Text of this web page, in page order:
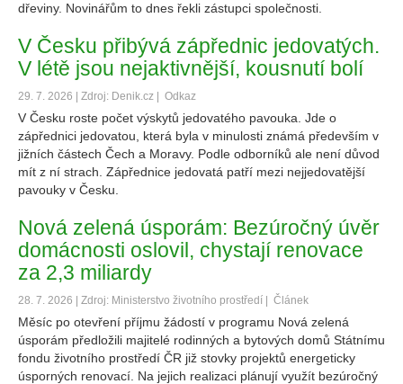
dřeviny. Novinářům to dnes řekli zástupci společnosti.
V Česku přibývá zápřednic jedovatých.
V létě jsou nejaktivnější, kousnutí bolí
29. 7. 2026 | Zdroj: Denik.cz | Odkaz
V Česku roste počet výskytů jedovatého pavouka. Jde o
zápřednici jedovatou, která byla v minulosti známá především v
jižních částech Čech a Moravy. Podle odborníků ale není důvod
mít z ní strach. Zápřednice jedovatá patří mezi nejjedovatější
pavouky v Česku.
Nová zelená úsporám: Bezúročný úvěr
domácnosti oslovil, chystají renovace
za 2,3 miliardy
28. 7. 2026 | Zdroj: Ministerstvo životního prostředí | Článek
Měsíc po otevření příjmu žádostí v programu Nová zelená
úsporám předložili majitelé rodinných a bytových domů Státnímu
fondu životního prostředí ČR již stovky projektů energeticky
úsporných renovací. Na jejich realizaci plánují využít bezúročný